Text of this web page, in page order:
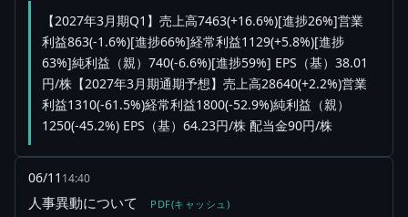
【2027年3月期Q1】売上高7463(+16.6%)[進捗26%]営業
利益863(-1.6%)[進捗66%]経常利益1129(+5.8%)[進捗
63%]純利益（親）740(-6.6%)[進捗59%] EPS（基）38.01
円/株【2027年3月期通期予想】売上高28640(+2.2%)営業
利益1310(-61.5%)経常利益1800(-52.9%)純利益（親）
1250(-45.2%) EPS（基）64.23円/株 配当金90円/株
06/11 14:40
人事異動について PDF(キャッシュ)